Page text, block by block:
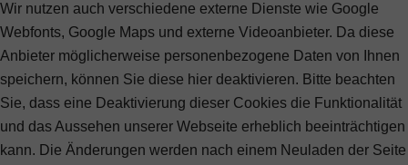
Wir nutzen auch verschiedene externe Dienste wie Google
Webfonts, Google Maps und externe Videoanbieter. Da diese
Anbieter möglicherweise personenbezogene Daten von Ihnen
speichern, können Sie diese hier deaktivieren. Bitte beachten
Sie, dass eine Deaktivierung dieser Cookies die Funktionalität
und das Aussehen unserer Webseite erheblich beeinträchtigen
kann. Die Änderungen werden nach einem Neuladen der Seite